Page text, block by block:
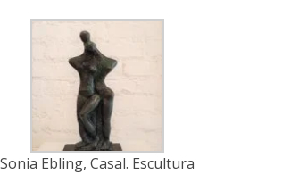
Sonia Ebling, Casal. Escultura